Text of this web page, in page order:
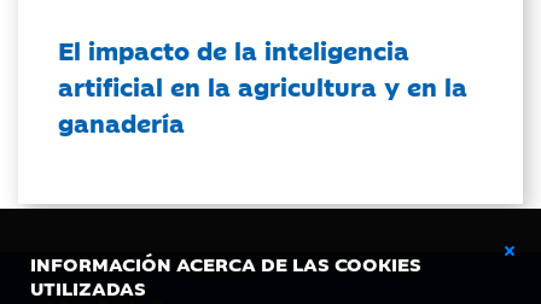
INFORMACIÓN ACERCA DE LAS COOKIES
UTILIZADAS
El impacto de la inteligencia
artificial en la agricultura y en la
ganadería